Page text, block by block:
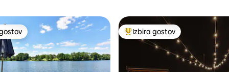
prenočišča z značko »Izbira gostov«Najbolj priljubljena prenočišča
Izbira gostov